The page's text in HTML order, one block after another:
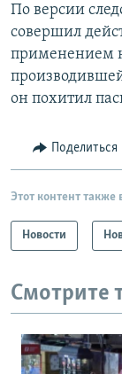
По версии
совершил
применением
он похитил
Поделиться
Этот контент также
Новости
Смотрите